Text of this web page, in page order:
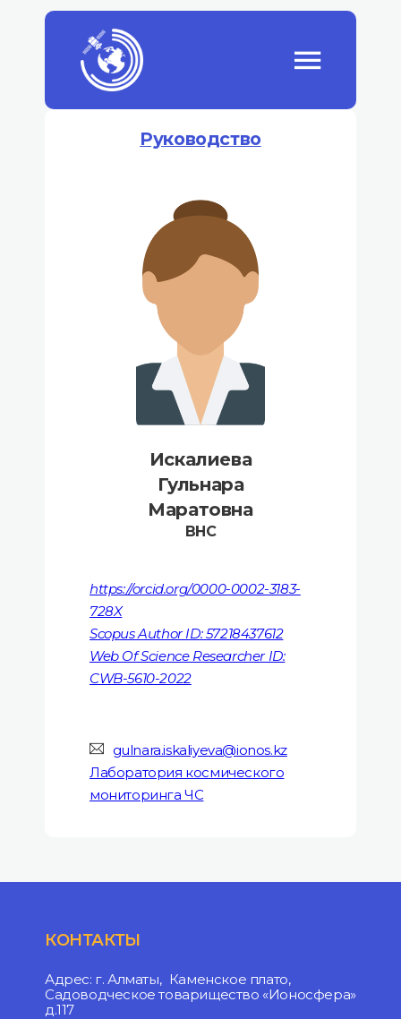
Руководство
Искалиева
Гульнара
Маратовна
ВНС
https://orcid.org/0000-0002-3183-
728X
Scopus Author ID: 57218437612
Web Of Science Researcher ID:
CWB-5610-2022
gulnara.iskaliyeva@ionos.kz
Лаборатория космического
мониторинга ЧС
КОНТАКТЫ
Адрес: г. Алматы, Каменское плато,
Садоводческое товарищество «Ионосфера»
д.117